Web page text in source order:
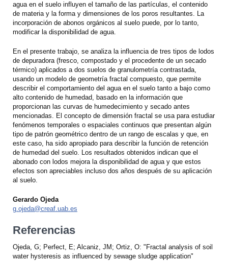
agua en el suelo influyen el tamaño de las partículas, el contenido
de materia y la forma y dimensiones de los poros resultantes. La
incorporación de abonos orgánicos al suelo puede, por lo tanto,
modificar la disponibilidad de agua.
En el presente trabajo, se analiza la influencia de tres tipos de lodos
de depuradora (fresco, compostado y el procedente de un secado
térmico) aplicados a dos suelos de granulometría contrastada,
usando un modelo de geometría fractal compuesto, que permite
describir el comportamiento del agua en el suelo tanto a bajo como
alto contenido de humedad, basado en la información que
proporcionan las curvas de humedecimiento y secado antes
mencionadas. El concepto de dimensión fractal se usa para estudiar
fenómenos temporales o espaciales continuos que presentan algún
tipo de patrón geométrico dentro de un rango de escalas y que, en
este caso, ha sido apropiado para describir la función de retención
de humedad del suelo. Los resultados obtenidos indican que el
abonado con lodos mejora la disponibilidad de agua y que estos
efectos son apreciables incluso dos años después de su aplicación
al suelo.
Gerardo Ojeda
g.ojeda@creaf.uab.es
Referencias
Ojeda, G; Perfect, E; Alcaniz, JM; Ortiz, O: "Fractal analysis of soil
water hysteresis as influenced by sewage sludge application"